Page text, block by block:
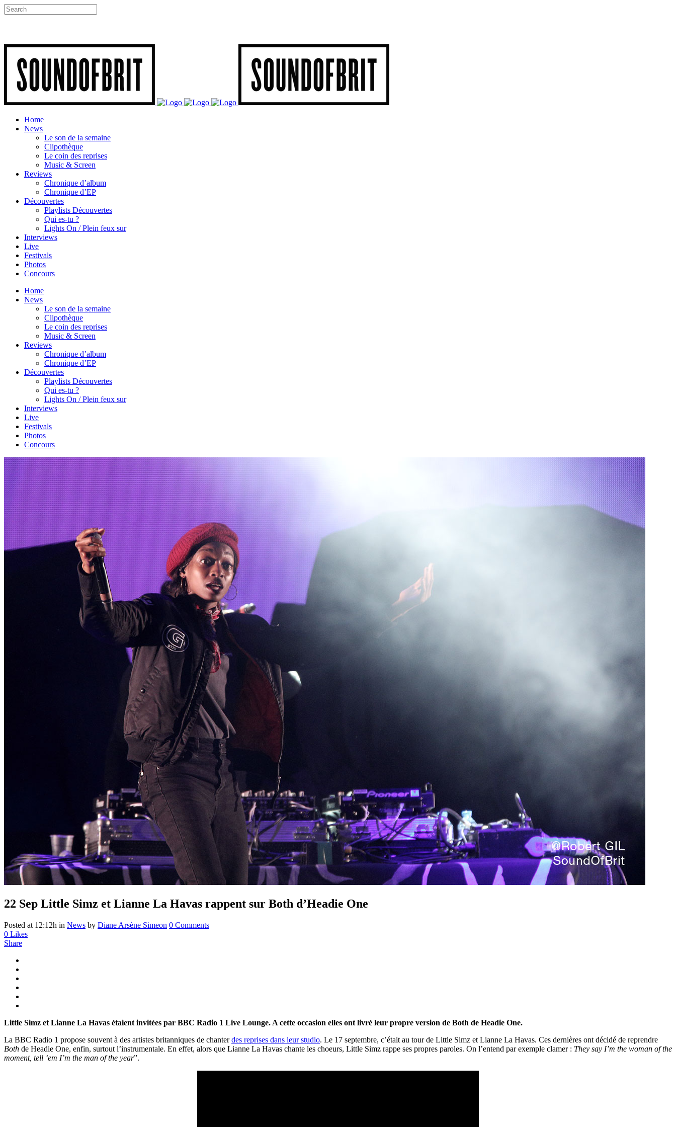
Home
News
Le son de la semaine
Clipothèque
Le coin des reprises
Music & Screen
Reviews
Chronique d’album
Chronique d’EP
Découvertes
Playlists Découvertes
Qui es-tu ?
Lights On / Plein feux sur
Interviews
Live
Festivals
Photos
Concours
Home
News
Le son de la semaine
Clipothèque
Le coin des reprises
Music & Screen
Reviews
Chronique d’album
Chronique d’EP
Découvertes
Playlists Découvertes
Qui es-tu ?
Lights On / Plein feux sur
Interviews
Live
Festivals
Photos
Concours
22 Sep Little Simz et Lianne La Havas rappent sur Both d’Headie One
Posted at 12:12h in News by Diane Arsène Simeon 0 Comments
0 Likes
Share
Little Simz et Lianne La Havas étaient invitées par BBC Radio 1 Live Lounge. A cette occasion elles ont livré leur propre version de Both de Headie One.
La BBC Radio 1 propose souvent à des artistes britanniques de chanterdes reprises dans leur studio. Le 17 septembre, c’était au tour de Little Simz et Lianne La Havas. Ces dernières ont décidé de reprendre
Both de Headie One, enfin, surtout l’instrumentale. En effet, alors que Lianne La Havas chante les choeurs, Little Simz rappe ses propres paroles. On l’entend par exemple clamer : They say I’m the woman of the
moment, tell ’em I’m the man of the year”.